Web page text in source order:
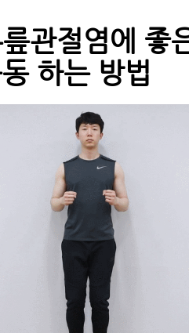
관절염에 좋
하는 방법